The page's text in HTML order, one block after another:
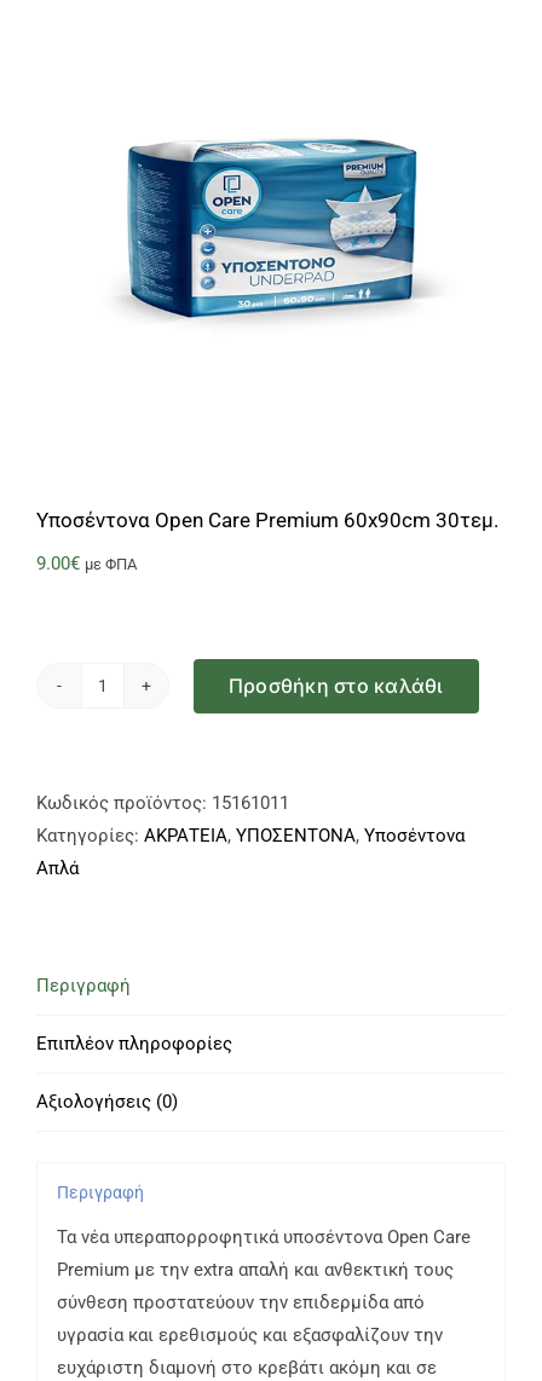
Υποσέντονα Open Care Premium 60x90cm 30τεμ.
9.00€ με ΦΠΑ
Premium
60x90cm
Προσθήκη στο καλάθι
Κωδικός προϊόντος: 15161011
Κατηγορίες: ΑΚΡΑΤΕΙΑ, ΥΠΟΣΕΝΤΟΝΑ, Υποσέντονα
Απλά
Περιγραφή
Επιπλέον πληροφορίες
Αξιολογήσεις (0)
Περιγραφή
Τα νέα υπεραπορροφητικά υποσέντονα Open Care
Premium με την extra απαλή και ανθεκτική τους
σύνθεση προστατεύουν την επιδερμίδα από
υγρασία και ερεθισμούς και εξασφαλίζουν την
ευχάριστη διαμονή στο κρεβάτι ακόμη και σε